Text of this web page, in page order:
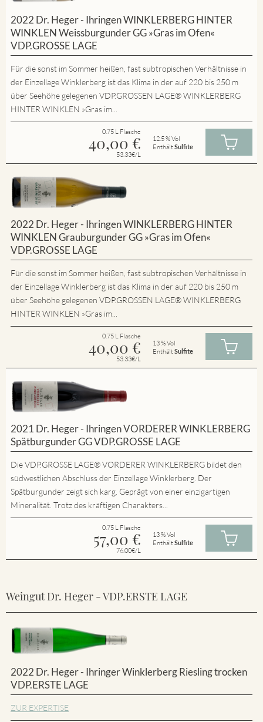
2022 Dr. Heger - Ihringen WINKLERBERG HINTER
WINKLEN Weissburgunder GG »Gras im Ofen«
VDP.GROSSE LAGE
Für die sonst im Sommer heißen, fast subtropischen Verhältnisse in
der Einzellage Winklerberg ist das Klima in der auf 220 bis 250 m
über Seehöhe gelegenen VDP.GROSSEN LAGE® WINKLERBERG
HINTER WINKLEN »Gras im...
0.75 L Flasche
40,00 €
53.33€/L
12.5 % Vol
EnthältSulfite
2022 Dr. Heger - Ihringen WINKLERBERG HINTER
WINKLEN Grauburgunder GG »Gras im Ofen«
VDP.GROSSE LAGE
Für die sonst im Sommer heißen, fast subtropischen Verhältnisse in
der Einzellage Winklerberg ist das Klima in der auf 220 bis 250 m
über Seehöhe gelegenen VDP.GROSSEN LAGE® WINKLERBERG
HINTER WINKLEN »Gras im...
0.75 L Flasche
40,00 €
53.33€/L
13 % Vol
EnthältSulfite
2021 Dr. Heger - Ihringen VORDERER WINKLERBERG
Spätburgunder GG VDP.GROSSE LAGE
Die VDP.GROSSE LAGE® VORDERER WINKLERBERG bildet den
südwestlichen Abschluss der Einzellage Winklerberg. Der
Spätburgunder zeigt sich karg. Geprägt von einer einzigartigen
Mineralität. Trotz des kräftigen Charakters...
0.75 L Flasche
57,00 €
76.00€/L
13 % Vol
EnthältSulfite
Weingut Dr. Heger - VDP.ERSTE LAGE
2022 Dr. Heger - Ihringer Winklerberg Riesling trocken
VDP.ERSTE LAGE
ZUR EXPERTISE